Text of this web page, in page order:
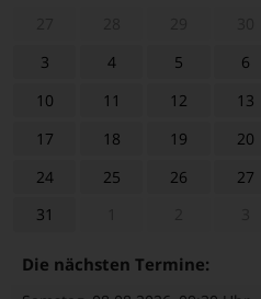
3
4 5 6
10
11 12 13
17
18 19 20
24
25 26 27
31
Die nächsten Termine: